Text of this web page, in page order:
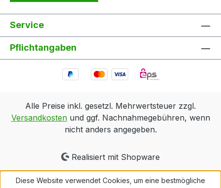
Service
Pflichtangaben
Alle Preise inkl. gesetzl. Mehrwertsteuer zzgl.
Versandkostenund ggf. Nachnahmegebühren, wenn
nicht anders angegeben.
Realisiert mit Shopware
Diese Website verwendet Cookies, um eine bestmögliche